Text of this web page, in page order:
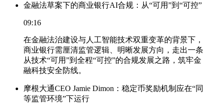
金融法草案下的商业银行AI合规：从“可用”到“可控”
09:16
在金融法治建设与人工智能技术双重变革的背景下，
商业银行需厘清监管逻辑、明晰发展方向，走出一条
从技术“可用”到全程“可控”的合规发展之路，筑牢金
融科技安全防线。
摩根大通CEO Jamie Dimon：稳定币奖励机制应在“同
等监管环境”下运行